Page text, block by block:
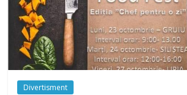
Divertisment